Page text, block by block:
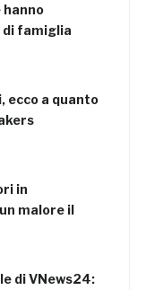
hanno
di famiglia
ecco a quanto
in
malore il
di VNews24: